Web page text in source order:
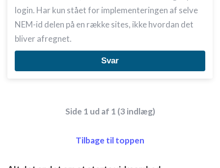
login. Har kun stået for implementeringen af selve
NEM-id delen på en række sites, ikke hvordan det
bliver afregnet.
Svar
Side 1 ud af 1 (3 indlæg)
Tilbage til toppen